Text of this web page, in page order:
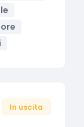
In uscita